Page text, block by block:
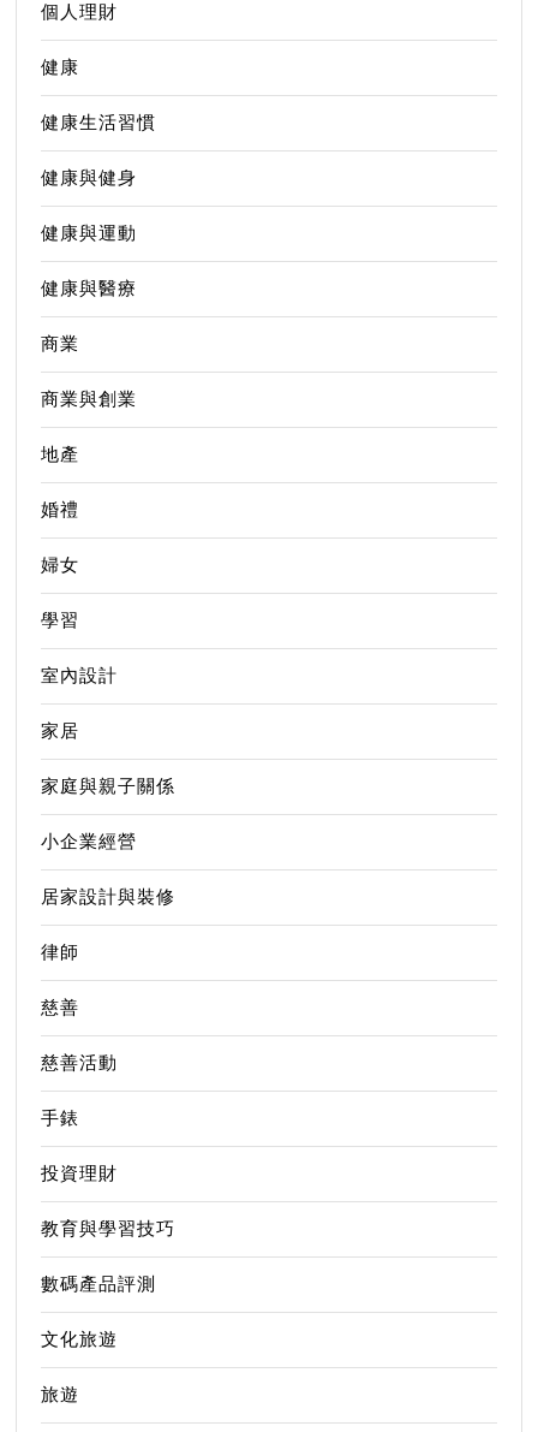
個人理財
健康
健康生活習慣
健康與健身
健康與運動
健康與醫療
商業
商業與創業
地產
婚禮
婦女
學習
室內設計
家居
家庭與親子關係
小企業經營
居家設計與裝修
律師
慈善
慈善活動
手錶
投資理財
教育與學習技巧
數碼產品評測
文化旅遊
旅遊